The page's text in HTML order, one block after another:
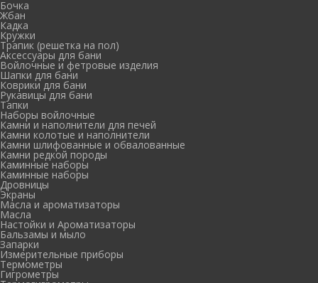
Бочка
Жбан
Кадка
Кружки
Трапик (решетка на пол)
Аксессуары для бани
Войлочные и фетровые изделия
Шапки для бани
Коврики для бани
Рукавицы для бани
Тапки
Наборы войлочные
Камни и наполнители для печей
Камни колотые и наполнители
Камни шлифованные и обвалованные
Камни редкой породы
Каминные наборы
Каминные наборы
Дровницы
Экраны
Масла и ароматизаторы
Масла
Настойки и Ароматизаторы
Бальзамы и мыло
Запарки
Измерительные приборы
Термометры
Гигрометры